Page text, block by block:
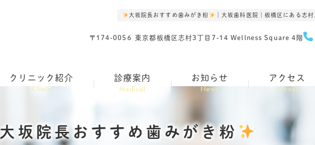
大坂院長おすすめ歯みがき粉 ｜大坂歯科医院｜板橋区にある志
〒174-0056 東京都板橋区志村3丁目7-14 Wellness Square 4階
クリニック紹介
Clinic
診療案内
Medical
お知らせ
News
アクセス
Access
大坂院長おすすめ歯みがき粉